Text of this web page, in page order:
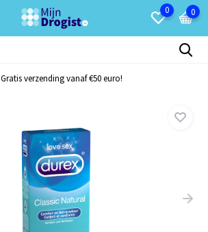
0 0
Gratis verzending vanaf €50 euro!